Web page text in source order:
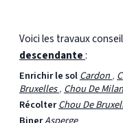
Voici les travaux
descendante:
Enrichir le solCardon,
Bruxelles, Chou De Milan
RécolterChou De